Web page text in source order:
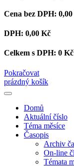
Cena bez DPH:
DPH: 0,00 Kč
Celkem s DPH: 0 Kč
Pokračovat
prázdný košík
Domů
Aktuální číslo
Téma měsíce
Časopis
Archiv
On-line
Témata